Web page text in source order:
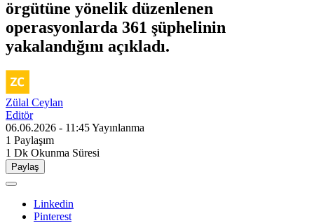
örgütüne yönelik düzenlenen
operasyonlarda 361 şüphelinin
yakalandığını açıkladı.
Zülal Ceylan
Editör
06.06.2026 - 11:45Yayınlanma
1 Paylaşım
1 Dk Okunma Süresi
Paylaş
Linkedin
Pinterest